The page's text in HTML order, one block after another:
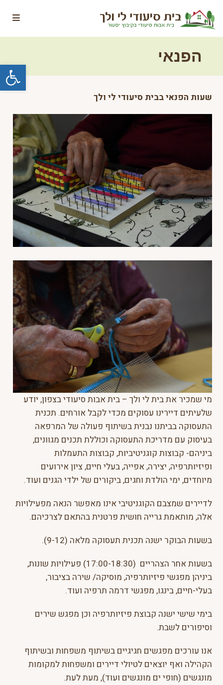
פתח סרגל נגישות
content
הפנאי
שעות הפנאי בבית סיעודי לי ולך
מי שמכיר את בית לי ולך – בית אבות סיעודי בצפון, יודע
שלעיתים דיירינו עסוקים מכדי לקבל אורחים. תכנית
התעסוקה בביתנו נבנית בשיתוף פעולה של המרפאה
בעיסוק עם מדריכת התעסוקה וכוללת תכנים מגוונים,
ביניהם- קבוצות קוגניטיביות, קבוצות התעמלות
ופיזיותרפיה, יצירה, אפייה, בעלי חיים, ציון אירועים
מיוחדים, ימי הולדת וחגים, ביקורים של ילדי הגנים ועוד.
לדיירים שמצבם הקוגניטיבי אינו מאפשר הנאה מפעילויות
אלה, מותאמת גרייה חושית פרטנית בהתאם לצרכיהם.
בשעות הבוקר ישנה תכנית תעסוקה מלאה (9-12).
בשעות אחר הצהריים (17:00-18:30) פעילויות שונות,
ביניהן מפגשי פיזיותרפיה, מוסיקה/ שירה בציבור,
בעלי-חיים, בינגו, מפגשי דרמה תרפיה ועוד.
בימי שישי ישנה קבוצת פיזיותרפיה וכן מפגש שירים
וסיפורים לשבת.
אנו עורכים מפגשים חגיגיים בשיתוף משפחות ובשיתוף
הקהילה ואף יוצאים לטיולי דיירים ומשפחות למקומות
מונגשים (חופי ים מונגשים ועוד), מעת לעת.